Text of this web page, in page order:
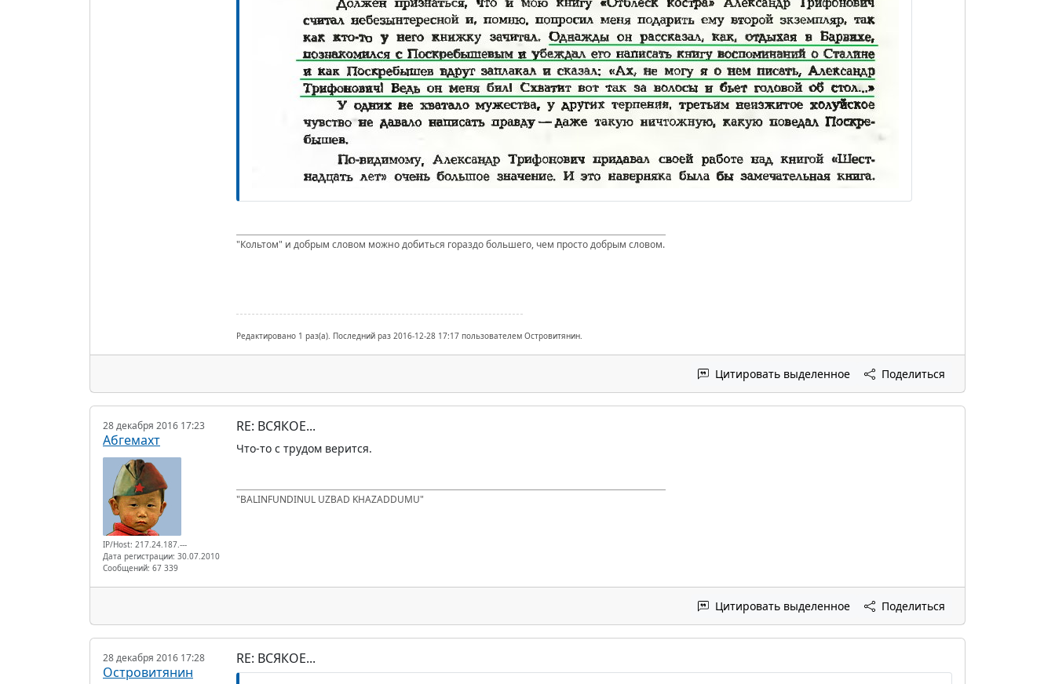
"Кольтом" и добрым словом можно добиться гораздо большего, чем просто добрым словом.
Редактировано 1 раз(а). Последний раз 2016-12-28 17:17 пользователем Островитянин.
Цитировать выделенное Поделиться
28 декабря 2016 17:23
Абгемахт
IP/Host: 217.24.187.---
Дата регистрации: 30.07.2010
Сообщений: 67 339
RE: ВСЯКОЕ...
Что-то с трудом верится.
"BALINFUNDINUL UZBAD KHAZADDUMU"
Цитировать выделенное Поделиться
28 декабря 2016 17:28
Островитянин
RE: ВСЯКОЕ...